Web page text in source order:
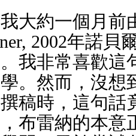
大約一個月前
2002年諾貝
我非常喜歡這
。然而，沒想
稿時，這句話
布雷納的本意